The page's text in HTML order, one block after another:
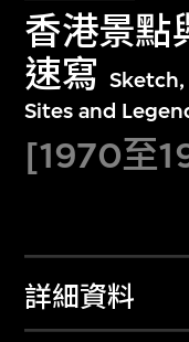
香港景點
速寫
Sites and
[1970至
詳細資料